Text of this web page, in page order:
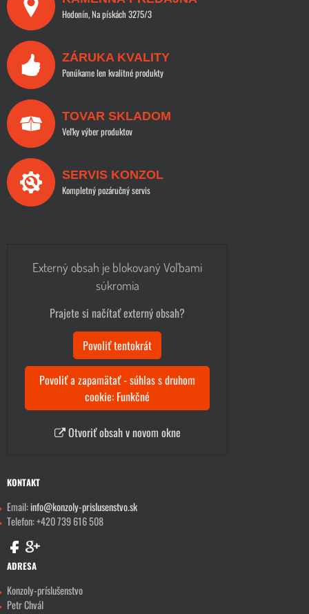
Hodonín, Na pískách 3275/3
ZÁRUKA KVALITY
Ponúkame len kvalitné produkty
TOVAR SKLADOM
Veľky výber produktov
SERVIS KONZOL
Kompletný pozáručný servis
Externý obsah je blokovaný Voľbami
súkromia
Prajete si načítať externý obsah?
Povoliť tentokrát
Povoliť a zapamätať - súhlas s druhom
cookie: Funkčné
Otvoriť obsah v novom okne
KONTAKT
Email:info@konzoly-prislusenstvo.sk
Telefon: +420 739 616 508
ADRESA
Konzoly-príslušenstvo
Petr Chvál